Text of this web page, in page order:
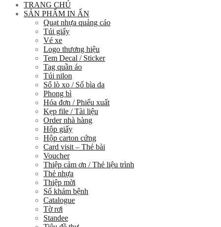
TRANG CHỦ
SẢN PHẨM IN ẤN
Quạt nhựa quảng cáo
Túi giấy
Vé xe
Logo thương hiệu
Tem Decal / Sticker
Tag quần áo
Túi nilon
Sổ lò xo / Sổ bìa da
Phong bì
Hóa đơn / Phiếu xuất
Kẹp file / Tài liệu
Order nhà hàng
Hộp giấy
Hộp carton cứng
Card visit – Thẻ bài
Voucher
Thiệp cảm ơn / Thẻ liệu trình
Thẻ nhựa
Thiệp mời
Sổ khám bệnh
Catalogue
Tờ rơi
Standee